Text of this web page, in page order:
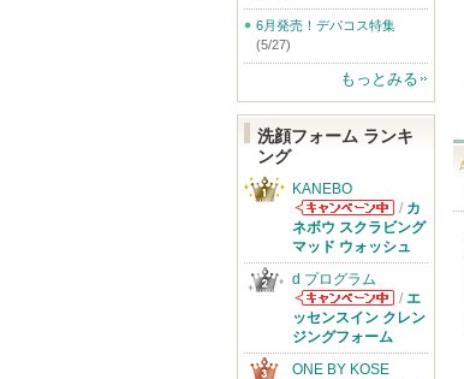
6月発売！デパコス特集
(5/27)
もっとみる
洗顔フォーム ランキ
ング
KANEBO
KANEBOから
のお知らせがあ
ります
/ カ
ネボウ スクラビング
マッド ウォッシュ
d プログラム
d プログラムか
らのお知らせが
あります
/ エ
ッセンスイン クレン
ジングフォーム
ONE BY KOSE